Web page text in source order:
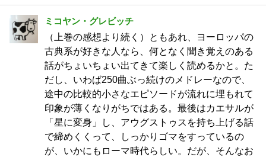
ミコヤン・グレビッチ
（上巻の感想より続く）ともあれ、ヨーロッパの
古典系が好きな人なら、何となく聞き覚えのある
話がちょいちょい出てきて楽しく読めるかと。た
だし、いわば250曲ぶっ続けのメドレーなので、
途中の比較的小さなエピソードが流れに埋もれて
印象が薄くなりがちではある。最後はカエサルが
「星に変身」し、アウグストゥスを持ち上げる話
で締めくくって、しっかりゴマをすっているの
が、いかにもローマ時代らしい。だが、そんなお